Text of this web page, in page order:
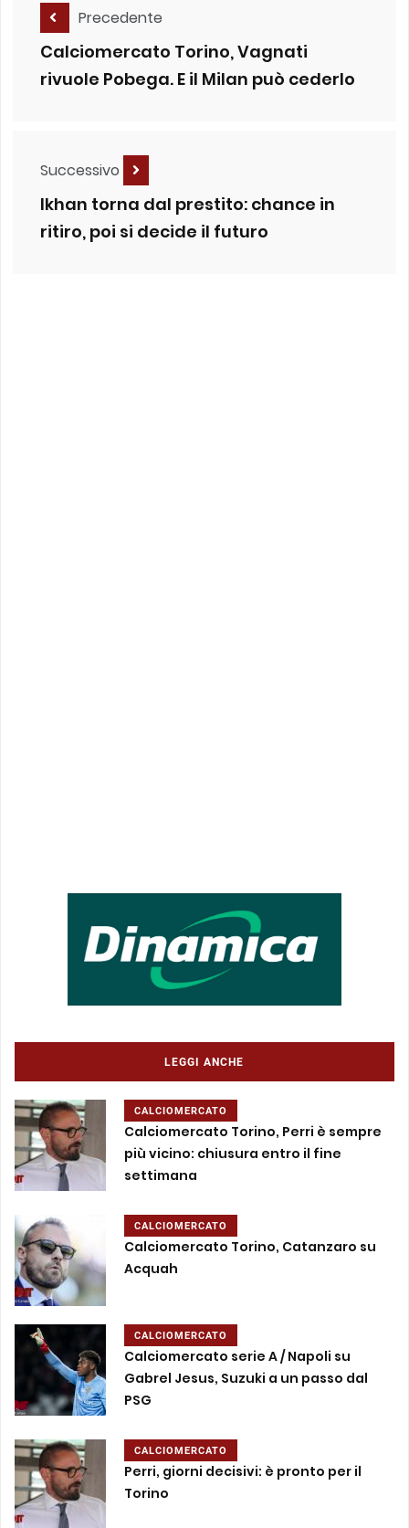
Precedente
Calciomercato Torino, Vagnati
rivuole Pobega. E il Milan può cederlo
Successivo
lkhan torna dal prestito: chance in
ritiro, poi si decide il futuro
LEGGI ANCHE
CALCIOMERCATO
Calciomercato Torino, Perri è sempre
più vicino: chiusura entro il fine
settimana
CALCIOMERCATO
Calciomercato Torino, Catanzaro su
Acquah
CALCIOMERCATO
Calciomercato serie A / Napoli su
Gabrel Jesus, Suzuki a un passo dal
PSG
CALCIOMERCATO
Perri, giorni decisivi: è pronto per il
Torino